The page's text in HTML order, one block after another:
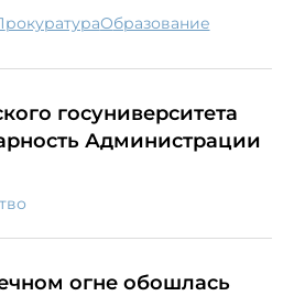
прокуратура образование
госуниверситета
Администрации
огне обошлась